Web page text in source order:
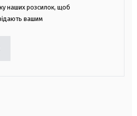
наших розсилок, щоб
вашим